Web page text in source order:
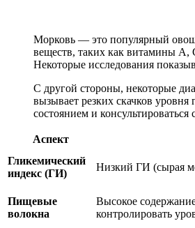
Морковь — это популярный
веществ, таких как витамины A,
Некоторые исследования
С другой стороны, некоторые
вызывает резких скачков
состоянием и
Аспект
Гликемический
индекс (ГИ)
Низкий ГИ (сырая
Пищевые
волокна
Высокое
контролировать